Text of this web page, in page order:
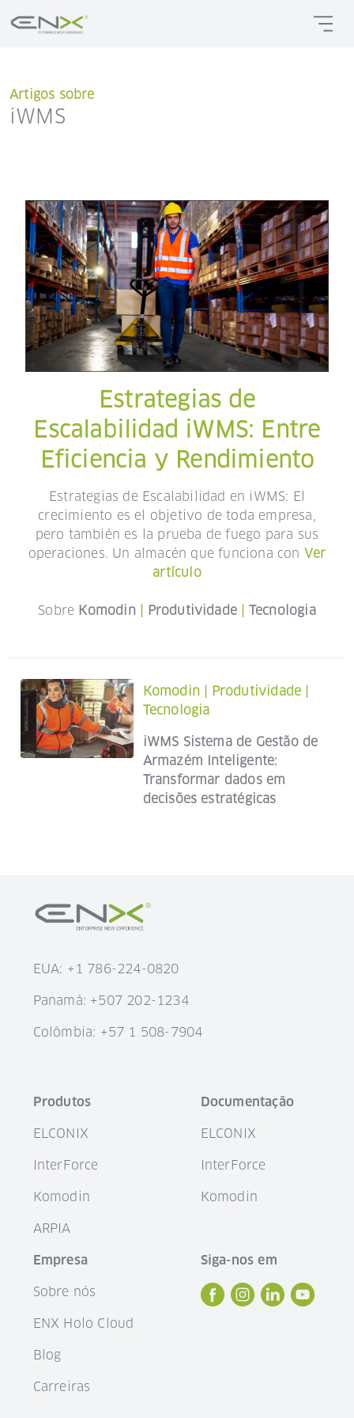
Artigos sobre
iWMS
Estrategias de
Escalabilidad iWMS: Entre
Eficiencia y Rendimiento
Estrategias de Escalabilidad en iWMS: El
crecimiento es el objetivo de toda empresa,
pero también es la prueba de fuego para sus
operaciones. Un almacén que funciona con Ver
artículo
Sobre Komodin Produtividade Tecnologia
Komodin| Produtividade
Tecnologia
iWMS Sistema de Gestão de
Armazém Inteligente:
Transformar dados em
decisões estratégicas
EUA: +1 786-224-0820
Panamá: +507 202-1234
Colômbia: +57 1 508-7904
Produtos
ELCONIX
InterForce
Komodin
ARPIA
Documentação
ELCONIX
InterForce
Komodin
Empresa
Sobre nós
ENX Holo Cloud
Blog
Carreiras
Siga-nos em